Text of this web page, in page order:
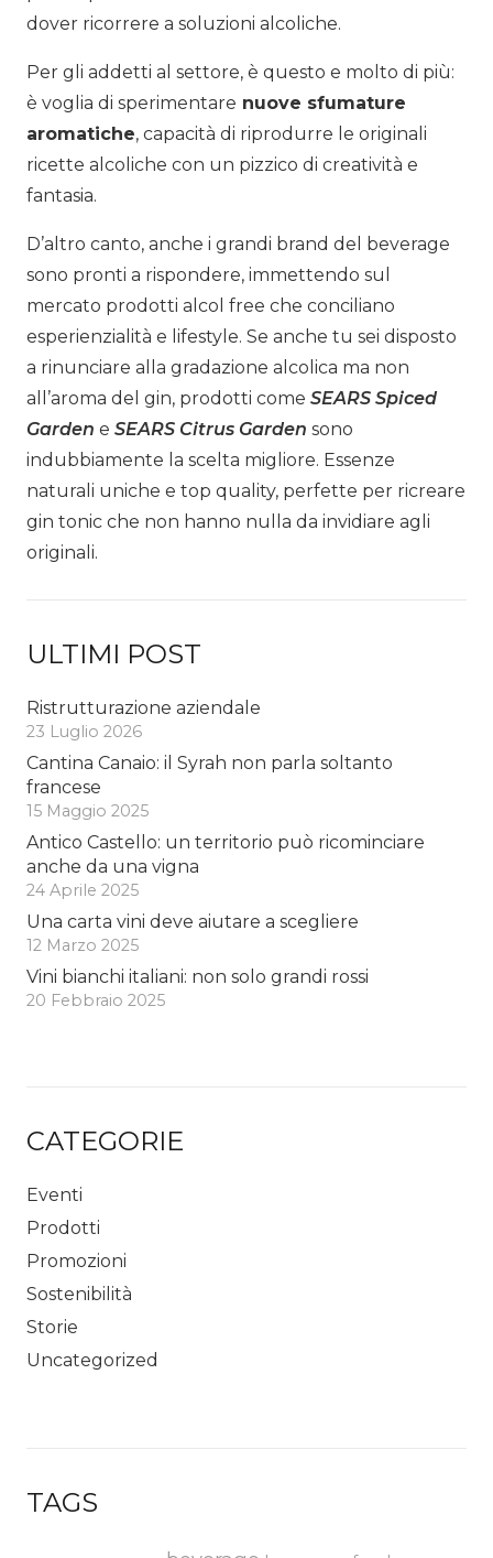
dover ricorrere a soluzioni alcoliche.
Per gli addetti al settore, è questo e molto di più:
è voglia di sperimentare nuove sfumature
aromatiche, capacità di riprodurre le originali
ricette alcoliche con un pizzico di creatività e
fantasia.
D’altro canto, anche i grandi brand del beverage
sono pronti a rispondere, immettendo sul
mercato prodotti alcol free che conciliano
esperienzialità e lifestyle. Se anche tu sei disposto
a rinunciare alla gradazione alcolica ma non
all’aroma del gin, prodotti come SEARS Spiced
Garden e SEARS Citrus Garden sono
indubbiamente la scelta migliore. Essenze
naturali uniche e top quality, perfette per ricreare
gin tonic che non hanno nulla da invidiare agli
originali.
ULTIMI POST
Ristrutturazione aziendale
23 Luglio 2026
Cantina Canaio: il Syrah non parla soltanto
francese
15 Maggio 2025
Antico Castello: un territorio può ricominciare
anche da una vigna
24 Aprile 2025
Una carta vini deve aiutare a scegliere
12 Marzo 2025
Vini bianchi italiani: non solo grandi rossi
20 Febbraio 2025
CATEGORIE
Eventi
Prodotti
Promozioni
Sostenibilità
Storie
Uncategorized
TAGS